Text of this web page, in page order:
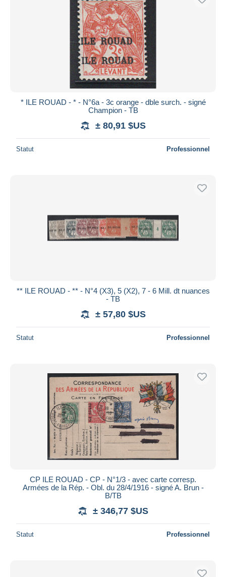
* ILE ROUAD - * - N°6a - 3c orange - dble surch. - signé
Champion - TB
± 80,91 $US
Statut Professionnel
** ILE ROUAD - ** - N°4 (X3), 5 (X2), 7 - 6 Mill. dt nuances
- TB
± 57,80 $US
Statut Professionnel
CP ILE ROUAD - CP - N°1/3 - avec carte corresp.
Armées de la Rép. - Obl. du 28/4/1916 - signé A. Brun -
B/TB
± 346,77 $US
Statut Professionnel